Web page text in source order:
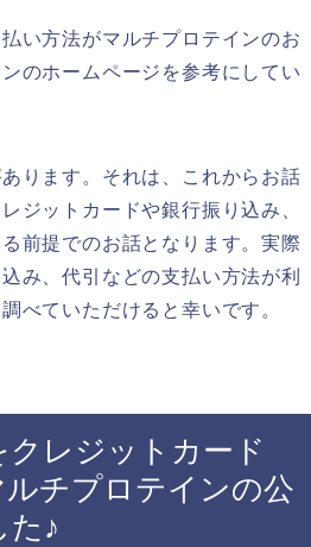
い方法がマルチプロテインのお
のホームページを参考にしてい
ります。それは、これからお話
ジットカードや銀行振り込み、
前提でのお話となります。実際
み、代引などの支払い方法が利
べていただけると幸いです。
レジットカード
チプロテインの公
た♪